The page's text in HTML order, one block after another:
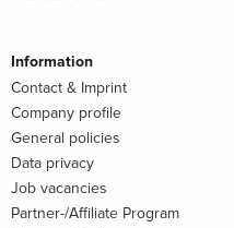
Information
Contact & Imprint
Company profile
General policies
Data privacy
Job vacancies
Partner-/Affiliate Program